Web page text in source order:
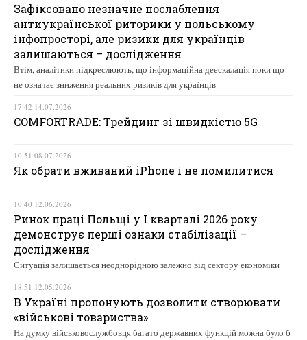
Зафіксовано незначне послаблення
антиукраїнської риторики у польському
інфопросторі, але ризики для українців
залишаються – дослідження
Втім, аналітики підкреслюють, що інформаційна деескалація поки що
не означає зниження реальних ризиків для українців
17:42 14.07.2026
COMFORTRADE: Трейдинг зі швидкістю 5G
10:51 08.07.2026
Як обрати вживаний iPhone і не помилитися
10:40 12.06.2026
Ринок праці Польщі у І кварталі 2026 року
демонструє перші ознаки стабілізації –
дослідження
Ситуація залишається неоднорідною залежно від сектору економіки
18:51 12.05.2026
В Україні пропонують дозволити створювати
«військові товариства»
На думку військовослужбовця багато державних функцій можна було б